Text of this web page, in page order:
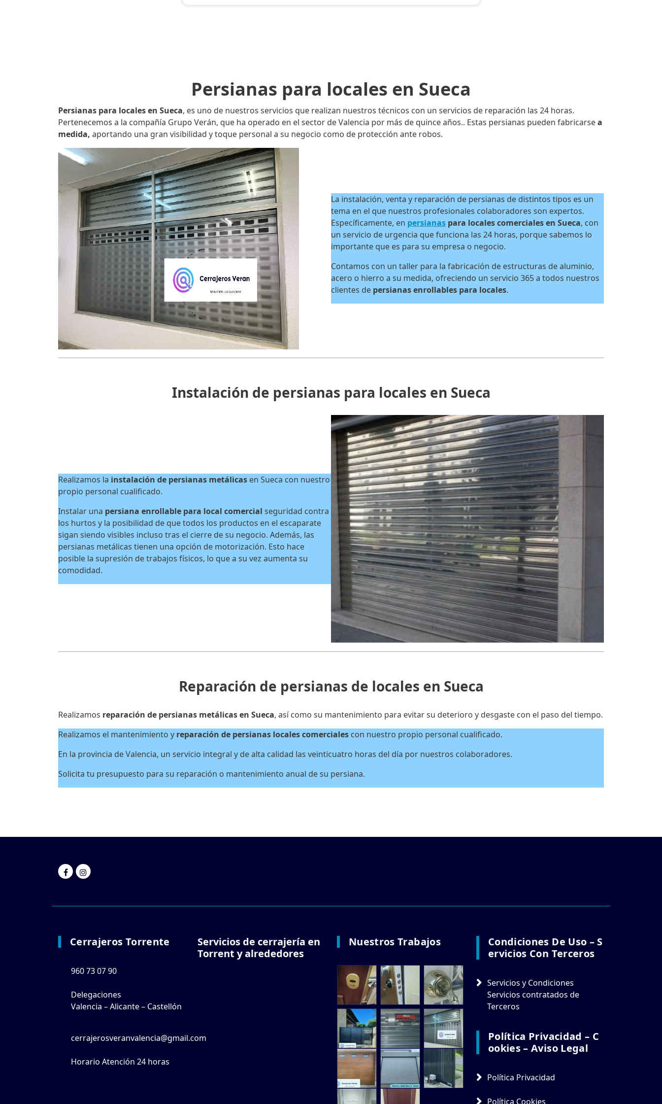
Persianas para locales en Sueca
Persianas para locales en Sueca, es uno de nuestros servicios que realizan nuestros técnicos con un servicios de reparación las 24 horas.
Pertenecemos a la compañía Grupo Verán, que ha operado en el sector de Valencia por más de quince años.. Estas persianas pueden fabricarsea
medida, aportando una gran visibilidad y toque personal a su negocio como de protección ante robos.
La instalación, venta y reparación de persianas de distintos tipos es un
tema en el que nuestros profesionales colaboradores son expertos.
Específicamente, en persianas para locales comerciales en Sueca, con
un servicio de urgencia que funciona las 24 horas, porque sabemos lo
importante que es para su empresa o negocio.
Contamos con un taller para la fabricación de estructuras de aluminio,
acero o hierro a su medida, ofreciendo un servicio 365 a todos nuestros
clientes de persianas enrollables para locales.
Instalación de persianas para locales en Sueca
Realizamos la instalación de persianas metálicas en Sueca con nuestro
propio personal cualificado.
Instalar una persiana enrollable para local comercial seguridad contra
los hurtos y la posibilidad de que todos los productos en el escaparate
sigan siendo visibles incluso tras el cierre de su negocio. Además, las
persianas metálicas tienen una opción de motorización. Esto hace
posible la supresión de trabajos físicos, lo que a su vez aumenta su
comodidad.
Reparación de persianas de locales en Sueca
Realizamos reparación de persianas metálicas en Sueca, así como su mantenimiento para evitar su deterioro y desgaste con el paso del tiempo.
Realizamos el mantenimiento y reparación de persianas localescomerciales con nuestro propio personal cualificado.
En la provincia de Valencia, un servicio integral y de alta calidad las veinticuatro horas del día por nuestros colaboradores.
Solicita tu presupuesto para su reparación o mantenimiento anual de su persiana.
Cerrajeros Torrente
960 73 07 90
Delegaciones
Valencia – Alicante – Castellón
cerrajerosveranvalencia@gmail.com
Horario Atención 24 horas
Servicios de cerrajería en
Torrent y alrededores
Nuestros Trabajos
Condiciones De Uso – S
Ervicios Con Terceros
Servicios y Condiciones
Servicios contratados de
Terceros
Política Privacidad – C
Ookies – Aviso Legal
Política Privacidad
Política Cookies